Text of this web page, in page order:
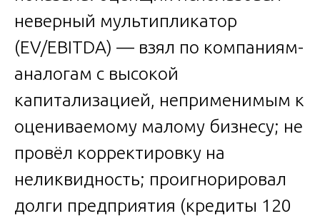
неверный мультипликатор
(EV/EBITDA) — взял по компаниям-
аналогам с высокой
капитализацией, неприменимым к
оцениваемому малому бизнесу; не
провёл корректировку на
неликвидность; проигнорировал
долги предприятия (кредиты 120